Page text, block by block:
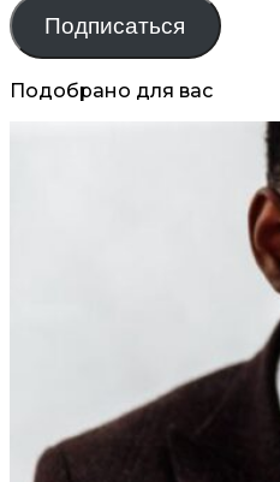
Подписаться
Подобрано для вас